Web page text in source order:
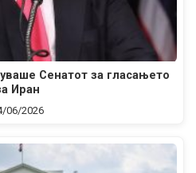
Сенатот за гласањето
Иран
06/2026